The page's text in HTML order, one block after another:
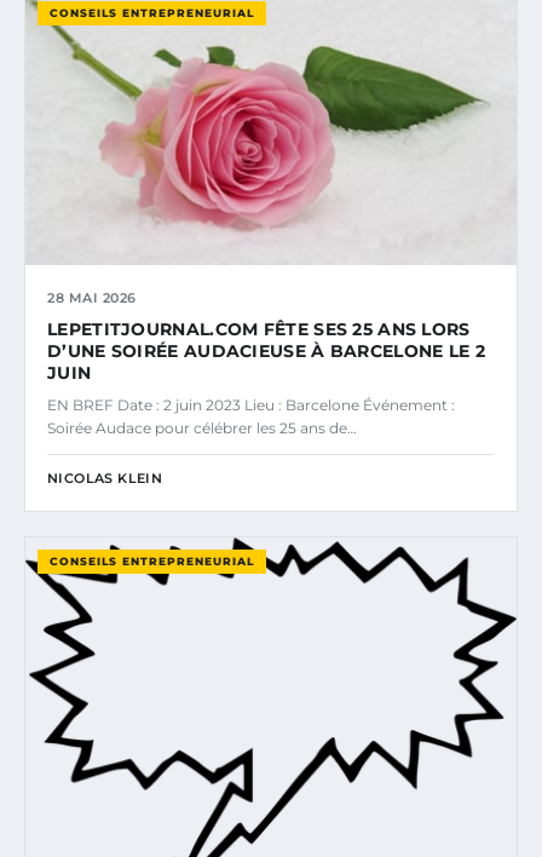
CONSEILS ENTREPRENEURIAL
28 MAI 2026
LEPETITJOURNAL.COM FÊTE SES 25 ANS LORS
D’UNE SOIRÉE AUDACIEUSE À BARCELONE LE 2
JUIN
EN BREF Date : 2 juin 2023 Lieu : Barcelone Événement :
Soirée Audace pour célébrer les 25 ans de…
NICOLAS KLEIN
CONSEILS ENTREPRENEURIAL